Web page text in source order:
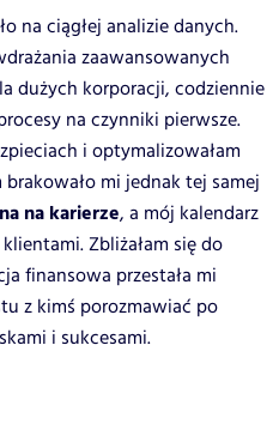
na ciągłej analizie danych.
zaawansowanych
dużych korporacji, codziennie
na czynniki pierwsze.
i optymalizowałam
mi jednak tej samej
na karierze, a mój kalendarz
Zbliżałam się do
finansowa przestała mi
z kimś porozmawiać po
i sukcesami.